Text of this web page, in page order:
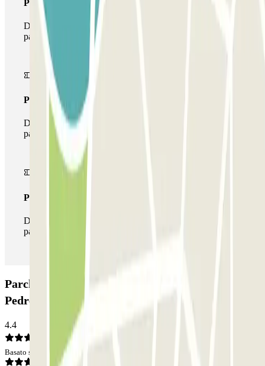
Pass unico
Durante il tuo soggiorno potrai entrare e uscire dal
parcheggio una sola volta
Pass multiparking
Durante il tuo soggiorno potrai usufruire dell'intera rete di
parcheggi disponibili su Parclick.
Pass illlimitato
Durante il tuo soggiorno potrai entrare e uscire dal
parcheggio tutte le volte che vorrai.
Parcheggio SABA BAMSA Passeig de gracia – La
Pedrera: Opinioni
4.4
Basato su 69 opinioni